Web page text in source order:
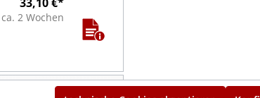
ca. 2 Wochen
39,50 €*